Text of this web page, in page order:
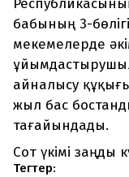
бабының 3-
мекемелерде
айналысу
жыл бас
тағайындады.
Сот үкімі заңды
Тегтер: